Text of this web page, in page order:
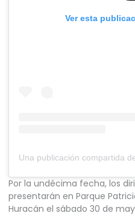
Ver esta
Por la undécima fecha, los
presentarán en Parque
Huracán el sábado 30 de